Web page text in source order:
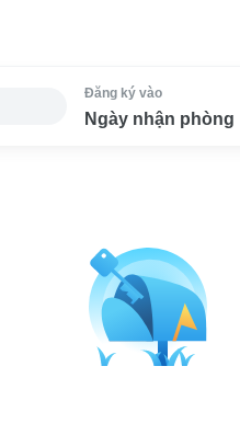
Đăng ký vào
Ngày nhận phòng